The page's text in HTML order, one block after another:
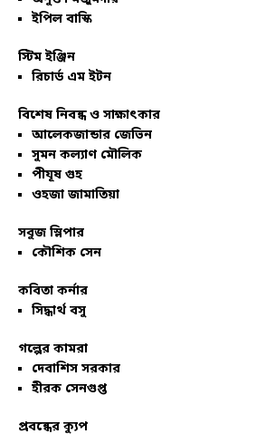
ইপিল বাস্কি
স্টিম ইঞ্জিন
রিচার্ড এম ইটন
বিশেষ নিবন্ধ ও সাক্ষাৎকার
আলেকজান্ডার জেভিন
সুমন কল্যাণ মৌলিক
পীযূষ গুহ
ওহজা জামাতিয়া
সবুজ স্লিপার
কৌশিক সেন
কবিতা কর্নার
সিদ্ধার্থ বসু
গল্পের কামরা
দেবাশিস সরকার
হীরক সেনগুপ্ত
প্রবন্ধের ক্যুপ